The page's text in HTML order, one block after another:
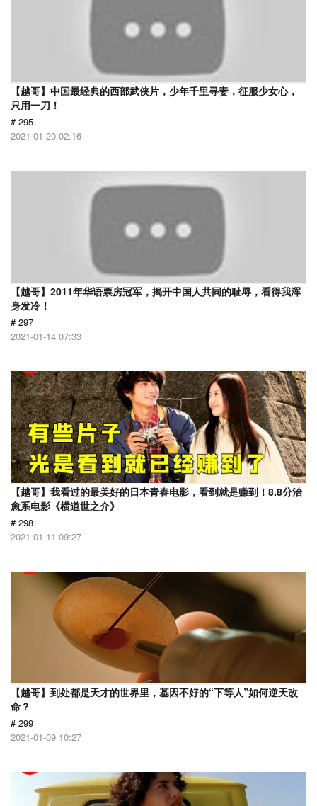
【越哥】中国最经典的西部武侠片，少年千里寻妻，征服少女心，
只用一刀！
# 295
2021-01-20 02:16
【越哥】2011年华语票房冠军，揭开中国人共同的耻辱，看得我浑
身发冷！
# 297
2021-01-14 07:33
【越哥】我看过的最美好的日本青春电影，看到就是赚到！8.8分治
愈系电影《横道世之介》
# 298
2021-01-11 09:27
【越哥】到处都是天才的世界里，基因不好的“下等人”如何逆天改
命？
# 299
2021-01-09 10:27